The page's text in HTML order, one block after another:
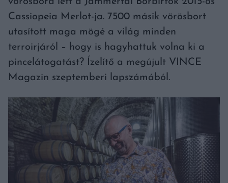
Cassiopeia Merlot-ja. 7500 másik vörösbort
utasított maga mögé a világ minden
terroirjáról – hogy is hagyhattuk volna ki a
pincelátogatást? Ízelítő a megújult VINCE
Magazin szeptemberi lapszámából.